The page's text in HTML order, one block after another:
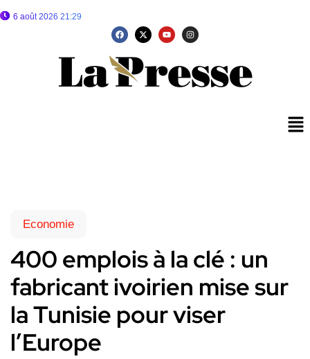
6 août 2026 21:29
Economie
400 emplois à la clé : un
fabricant ivoirien mise sur
la Tunisie pour viser
l’Europe